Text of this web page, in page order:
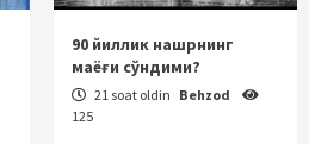
90 йиллик нашрнинг
маёғи сўндими?
21 soat oldin Behzod
125